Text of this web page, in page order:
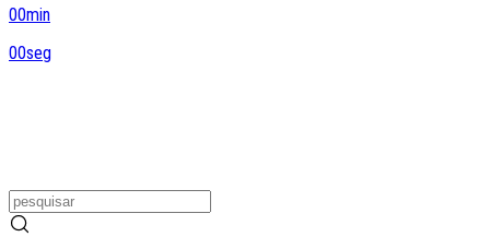
00min
00seg